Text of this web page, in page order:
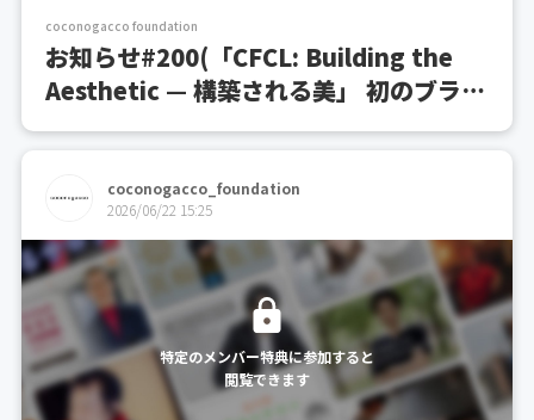
coconogacco foundation
お知らせ#200(「CFCL: Building the
Aesthetic — 構築される美」 初のブラン
ドブック出版を記念した展覧会を開催)
coconogacco_foundation
2026/06/22 15:25
特定のメンバー特典に参加すると
閲覧できます